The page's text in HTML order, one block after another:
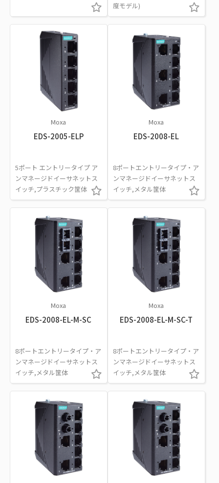
度モデル)
Moxa
EDS-2005-ELP
5ポート エントリータイプ ア
ンマネージドイーサネットス
イッチ,プラスチック筐体
Moxa
EDS-2008-EL
8ポートエントリータイプ・ア
ンマネージドイーサネットス
イッチ,メタル筐体
Moxa
EDS-2008-EL-M-SC
8ポートエントリータイプ・ア
ンマネージドイーサネットス
イッチ,メタル筐体
Moxa
EDS-2008-EL-M-SC-T
8ポートエントリータイプ・ア
ンマネージドイーサネットス
イッチ,メタル筐体